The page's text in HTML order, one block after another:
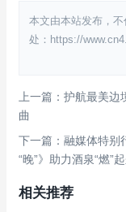
本文由本站发布，
处：https://
上一篇：护航最美
曲
下一篇：融媒体特
“晚”》助力酒泉“燃”
相关推荐